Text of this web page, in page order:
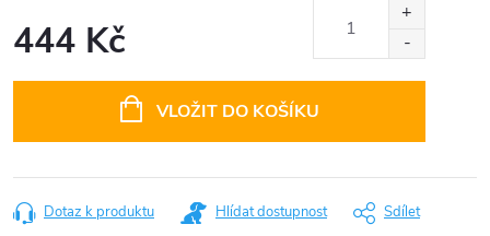
444 Kč
VLOŽIT DO KOŠÍKU
Dotaz k produktu Hlídat dostupnost Sdílet